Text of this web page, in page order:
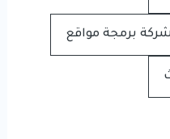
شركة برمجة مواقع